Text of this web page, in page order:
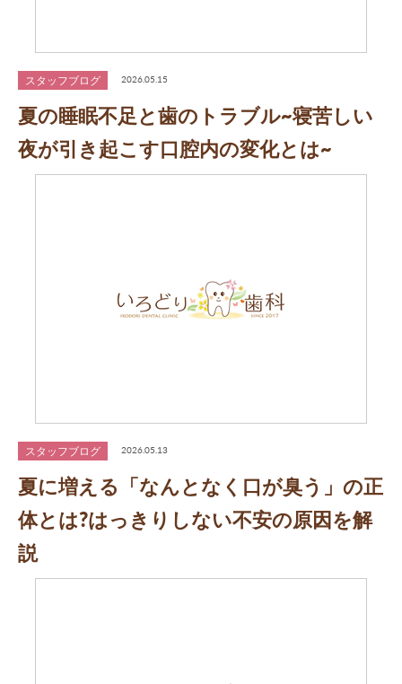
スタッフブログ 2026.05.15
夏の睡眠不足と歯のトラブル~寝苦しい
夜が引き起こす口腔内の変化とは~
スタッフブログ 2026.05.13
夏に増える「なんとなく口が臭う」の正
体とは?はっきりしない不安の原因を解
説